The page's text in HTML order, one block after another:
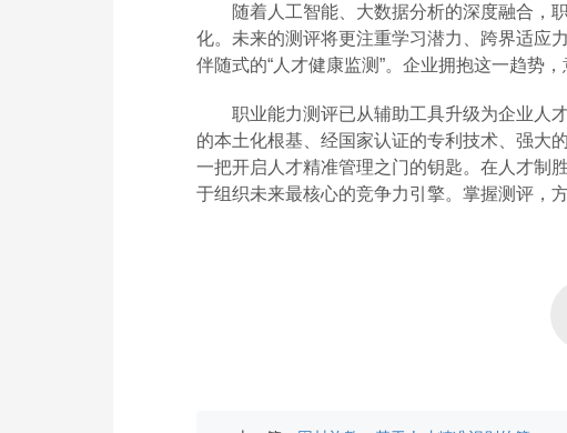
随着人工智能、大数据分析的深度融合，
化。未来的测评将更注重学习潜力、跨界适应
伴随式的“人才健康监测”。企业拥抱这一趋势
职业能力测评已从辅助工具升级为企业人
的本土化根基、经国家认证的专利技术、强大
一把开启人才精准管理之门的钥匙。在人才制
于组织未来最核心的竞争力引擎。掌握测评，